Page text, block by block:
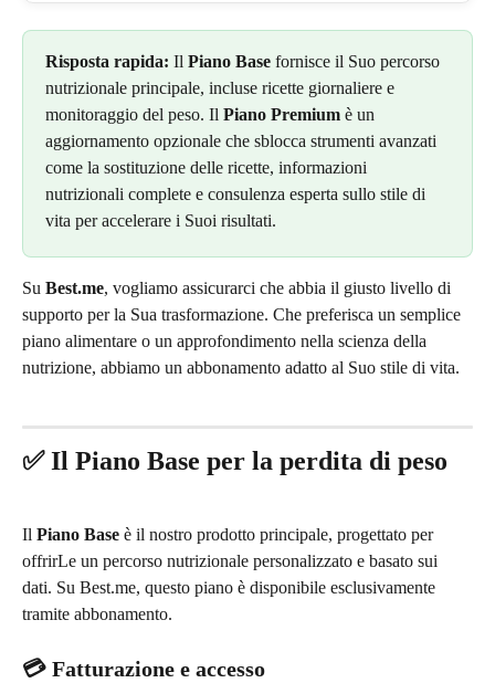
Risposta rapida: Il Piano Base fornisce il Suo percorso
nutrizionale principale, incluse ricette giornaliere e
monitoraggio del peso. Il Piano Premium è un
aggiornamento opzionale che sblocca strumenti avanzati
come la sostituzione delle ricette, informazioni
nutrizionali complete e consulenza esperta sullo stile di
vita per accelerare i Suoi risultati.
Su Best.me, vogliamo assicurarci che abbia il giusto livello di
supporto per la Sua trasformazione. Che preferisca un semplice
piano alimentare o un approfondimento nella scienza della
nutrizione, abbiamo un abbonamento adatto al Suo stile di vita.
✅ Il Piano Base per la perdita di peso
Il Piano Base è il nostro prodotto principale, progettato per
offrirLe un percorso nutrizionale personalizzato e basato sui
dati. Su Best.me, questo piano è disponibile esclusivamente
tramite abbonamento.
💳 Fatturazione e accesso